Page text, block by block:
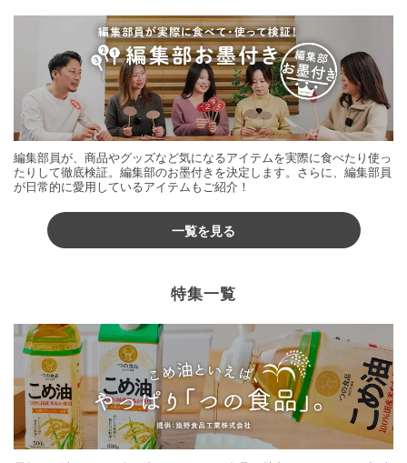
編集部員が、商品やグッズなど気になるアイテムを実際に食べたり使っ
たりして徹底検証。編集部のお墨付きを決定します。さらに、編集部員
が日常的に愛用しているアイテムもご紹介！
一覧を見る
特集一覧